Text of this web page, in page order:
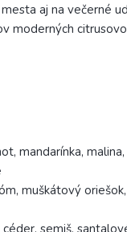
aj na večerné
moderných
mandarínka,
muškátový
céder, semiš,